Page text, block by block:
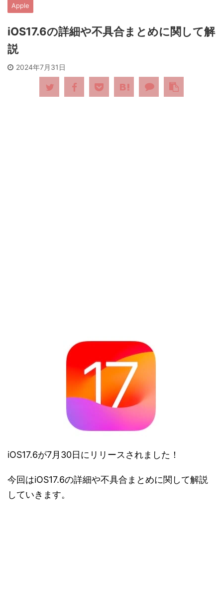
Apple
iOS17.6の詳細や不具合まとめに関して解
説
2024年7月31日
iOS17.6が7月30日にリリースされました！
今回はiOS17.6の詳細や不具合まとめに関して解説
していきます。